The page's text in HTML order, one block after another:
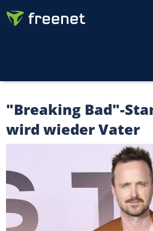
"Breaking Bad"-
wird wieder Vater